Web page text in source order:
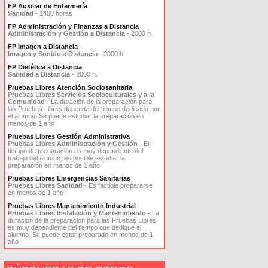
FP Auxiliar de Enfermería
Sanidad - 1400 horas
FP Administración y Finanzas a Distancia
Administración y Gestión a Distancia - 2000 h.
FP Imagen a Distancia
Imagen y Sonido a Distancia - 2000 h.
FP Dietética a Distancia
Sanidad a Distancia - 2000 h.
Pruebas Libres Atención Sociosanitaria
Pruebas Libres Servicios Socioculturales y a la
Comunidad - La duración de la preparación para
las Pruebas Libres depende del tiempo dedicado por
el alumno. Se puede estudiar la preparación en
menos de 1 año
Pruebas Libres Gestión Administrativa
Pruebas Libres Administración y Gestión - El
tiempo de preparación es muy dependiente del
trabajo del alumno: es posible estudiar la
preparación en menos de 1 año
Pruebas Libres Emergencias Sanitarias
Pruebas Libres Sanidad - Es factible prepararse
en menos de 1 año
Pruebas Libres Mantenimiento Industrial
Pruebas Libres Instalación y Mantenimiento - La
duración de la preparación para las Pruebas Libres
es muy dependiente del tiempo que dedique el
alumno. Se puede estar preparado en menos de 1
año